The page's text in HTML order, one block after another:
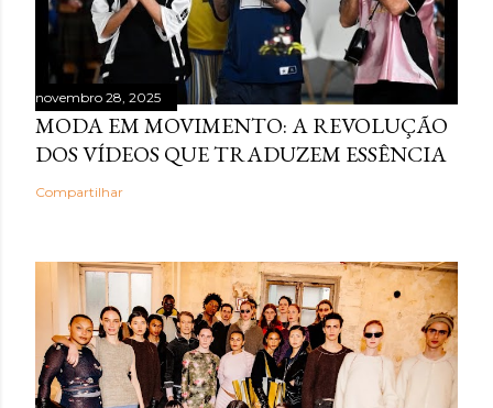
novembro 28, 2025
MODA EM MOVIMENTO: A REVOLUÇÃO
DOS VÍDEOS QUE TRADUZEM ESSÊNCIA
Compartilhar